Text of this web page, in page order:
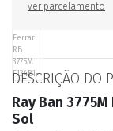
ver parcelamento
DESCRIÇÃO DO
Ray Ban
Sol